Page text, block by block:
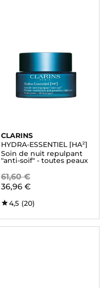
CLARINS
HYDRA-ESSENTIEL [HA²]
Soin de nuit repulpant
"anti-soif" - toutes peaux
61,60 €
36,96 €
4,5 (20)